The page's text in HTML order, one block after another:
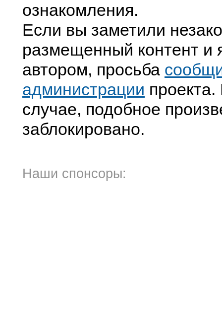
ознакомления.
Если вы заметили
размещенный контент и
автором, просьба
администрации
случае, подобное
заблокировано.
Наши спонсоры: